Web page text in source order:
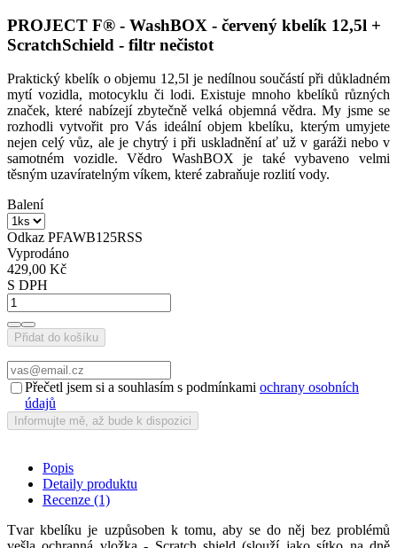
PROJECT F® - WashBOX - červený kbelík 12,5l +
ScratchSchield - filtr nečistot
Praktický kbelík o objemu 12,5l je nedílnou součástí při důkladném
mytí vozidla, motocyklu či lodi. Existuje mnoho kbelíků různých
značek, které nabízejí zbytečně velká objemná vědra. My jsme se
rozhodli vytvořit pro Vás ideální objem kbelíku, kterým umyjete
nejen celý vůz, ale je chytrý i při uskladnění ať už v garáži nebo v
samotném vozidle. Vědro WashBOX je také vybaveno velmi
těsným uzavíratelným víkem, které zabraňuje rozlití vody.
Balení
Odkaz PFAWB125RSS
Vyprodáno
429,00 Kč
S DPH
Přidat do košíku
Přečetl jsem si a souhlasím s podmínkami ochrany osobních
údajů
Popis
Detaily produktu
Recenze (1)
Tvar kbelíku je uzpůsoben k tomu, aby se do něj bez problémů